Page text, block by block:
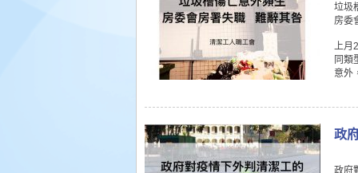
垃圾
房委
上月
同類
意外
政
政府